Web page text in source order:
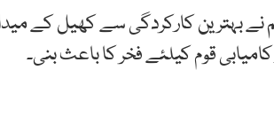
نے بہترین کارکردگی سے کھیل کے
قوم کیلئے فخر کا باعث بنی۔